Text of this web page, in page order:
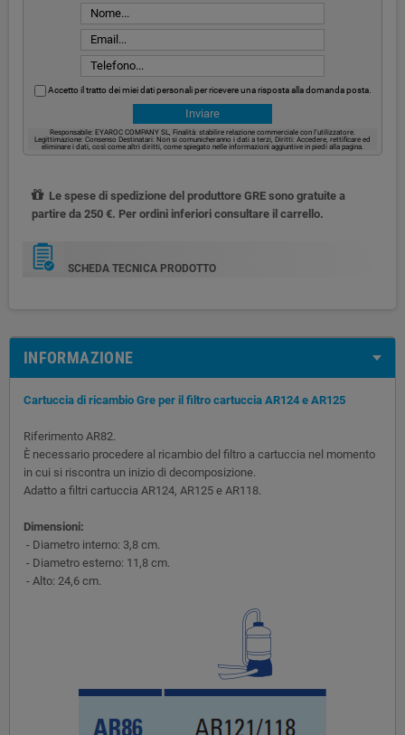
Accetto il tratto dei miei dati personali per ricevere una risposta alla domanda posta.
Responsabile: EYAROC COMPANY SL, Finalità: stabilire relazione commerciale con l’utilizzatore.
Legittimazione: Consenso Destinatari: Non si comunicheranno i dati a terzi, Diritti: Accedere, rettificare ed
eliminare i dati, così come altri diritti, come spiegato nelle informazioni aggiuntive in piedi alla pagina.
Le spese di spedizione del produttore GRE sono gratuite a
partire da 250 €. Per ordini inferiori consultare il carrello.
SCHEDA TECNICA PRODOTTO
INFORMAZIONE
Cartuccia di ricambio Gre per il filtro cartuccia AR124 e AR125
Riferimento AR82.
È necessario procedere al ricambio del filtro a cartuccia nel momento
in cui si riscontra un inizio di decomposizione.
Adatto a filtri cartuccia AR124, AR125 e AR118.
Dimensioni:
- Diametro interno: 3,8 cm.
- Diametro esterno: 11,8 cm.
- Alto: 24,6 cm.